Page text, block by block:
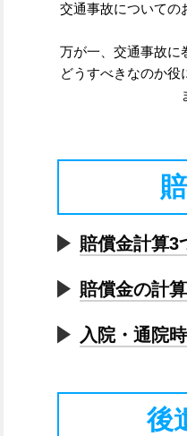
交通事故についての
万が一、交通事故に
どうすべきなのか役
賠償金計算3
賠償金の計
入院・通院
後